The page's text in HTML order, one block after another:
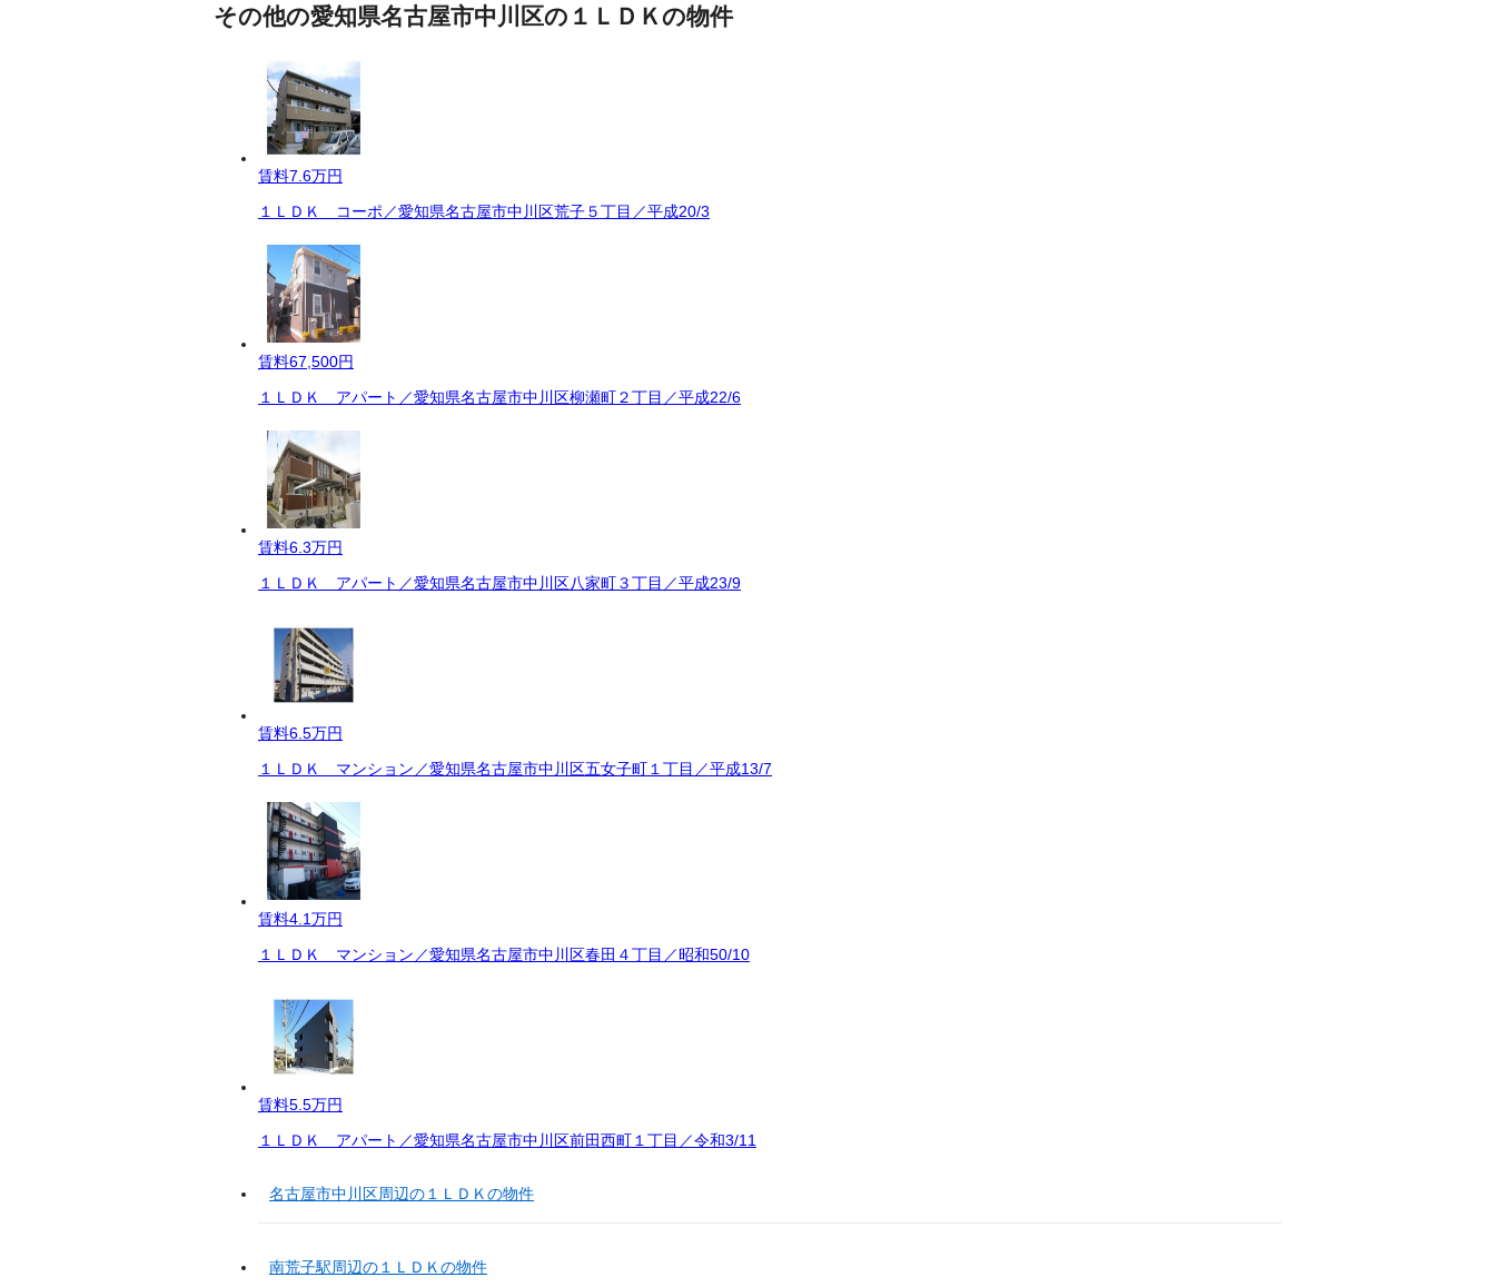
その他の愛知県名古屋市中川区の１ＬＤＫの物件
賃料7.6万円
１ＬＤＫ コーポ／愛知県名古屋市中川区荒子５丁目／平成20/3
賃料67,500円
１ＬＤＫ アパート／愛知県名古屋市中川区柳瀬町２丁目／平成22/6
賃料6.3万円
１ＬＤＫ アパート／愛知県名古屋市中川区八家町３丁目／平成23/9
賃料6.5万円
１ＬＤＫ マンション／愛知県名古屋市中川区五女子町１丁目／平成13/7
賃料4.1万円
１ＬＤＫ マンション／愛知県名古屋市中川区春田４丁目／昭和50/10
賃料5.5万円
１ＬＤＫ アパート／愛知県名古屋市中川区前田西町１丁目／令和3/11
名古屋市中川区周辺の１ＬＤＫの物件
南荒子駅周辺の１ＬＤＫの物件